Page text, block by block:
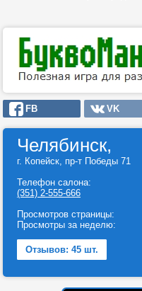
FB VK
Челябинск,
г. Копейск, пр-т Победы 71
Телефон салона:
(351) 2-555-666
Просмотров страницы:
Просмотры за неделю:
Отзывов: 45 шт.